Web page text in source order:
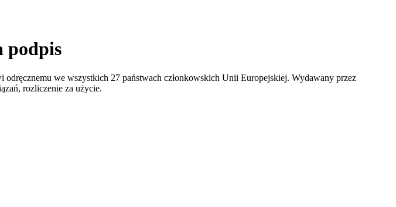
podpis
we wszystkich 27 państwach członkowskich Unii Europejskiej. Wydawany przez
rozliczenie za użycie.